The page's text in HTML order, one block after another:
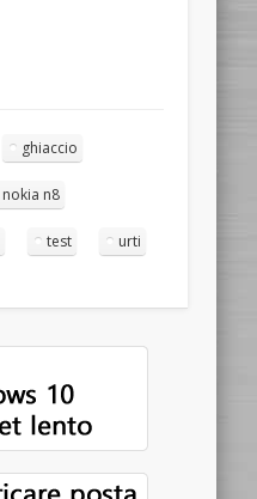
ghiaccio
nokia n8
test urti